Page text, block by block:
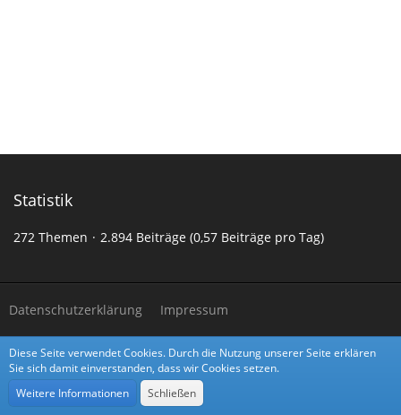
Statistik
272 Themen 2.894 Beiträge (0,57 Beiträge pro Tag)
Datenschutzerklärung Impressum
Community-Software:WoltLab Suite™
Stil:Alphavon
Diese Seite verwendet Cookies. Durch die Nutzung unserer Seite erklären
Sie sich damit einverstanden, dass wir Cookies setzen.
Weitere Informationen
Schließen